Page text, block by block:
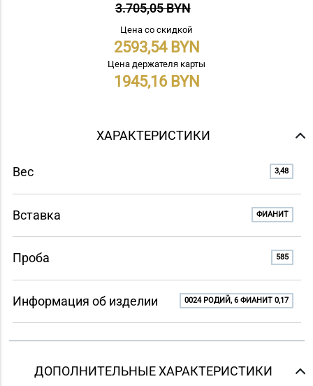
3.705,05 BYN
Цена со скидкой
2593,54
Цена держателя карты
1945,16
ХАРАКТЕРИСТИКИ
Вес 3,48
Вставка ФИАНИТ
Проба 585
Информация об изделии 0024 РОДИЙ, 6 ФИАНИТ 0,17
ДОПОЛНИТЕЛЬНЫЕ ХАРАКТЕРИСТИКИ